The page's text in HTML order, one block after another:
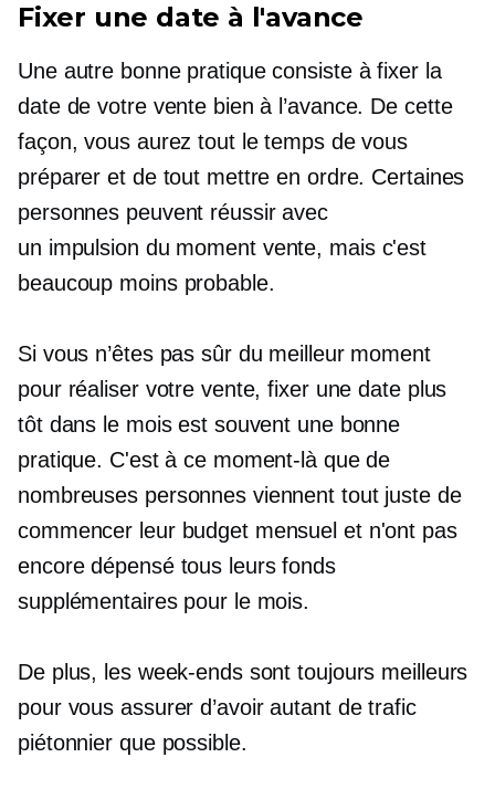
Fixer une date à l'avance
Une autre bonne pratique consiste à fixer la
date de votre vente bien à l’avance. De cette
façon, vous aurez tout le temps de vous
préparer et de tout mettre en ordre. Certaines
personnes peuvent réussir avec
un impulsion du momentvente, mais c'est
beaucoup moins probable.
Si vous n’êtes pas sûr du meilleur moment
pour réaliser votre vente, fixer une date plus
tôt dans le mois est souvent une bonne
pratique. C'est à ce moment-là que de
nombreuses personnes viennent tout juste de
commencer leur budget mensuel et n'ont pas
encore dépensé tous leurs fonds
supplémentaires pour le mois.
De plus, les week-ends sont toujours meilleurs
pour vous assurer d’avoir autant de trafic
piétonnier que possible.